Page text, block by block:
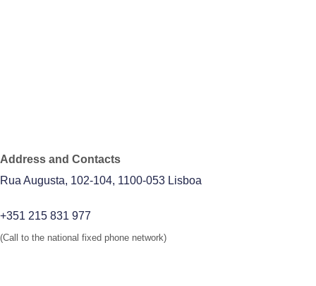
Address and Contacts
Rua Augusta, 102-104, 1100-053 Lisboa
+351 215 831 977
(Call to the national fixed phone network)